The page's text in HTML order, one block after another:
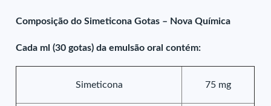
Composição do Simeticona Gotas – Nova Química
Cada ml (30 gotas) da emulsão oral contém:
Simeticona 75 mg